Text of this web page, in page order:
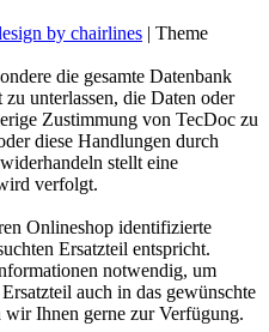
by chairlines | Theme
die gesamte Datenbank
unterlassen, die Daten oder
Zustimmung von TecDoc zu
diese Handlungen durch
stellt eine
verfolgt.
Onlineshop identifizierte
Ersatzteil entspricht.
notwendig, um
auch in das gewünschte
wir Ihnen gerne zur Verfügung.